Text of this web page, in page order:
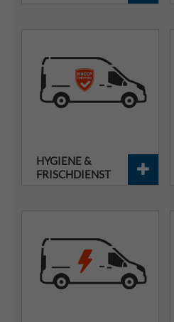
HYGIENE &
FRISCHDIENST